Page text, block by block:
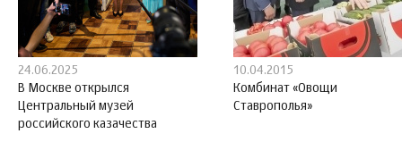
24.06.2025
В Москве открылся
Центральный музей
российского казачества
10.04.2015
Комбинат «Овощи
Ставрополья»